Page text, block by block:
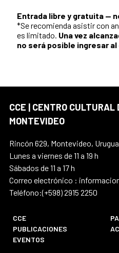
Entrada libre y gratuita —
*Se recomienda asistir con
es limitado. Una vez
no será posible ingresar
CCE | CENTRO CULTURAL
MONTEVIDEO
Rincón 629, Montevideo,
Lunes a viernes de 11 a 19 h
Sábados de 11 a 17 h
Correo electrónico :
Teléfono:(+598) 2915 2250
CCE
PUBLICACIONES
EVENTOS